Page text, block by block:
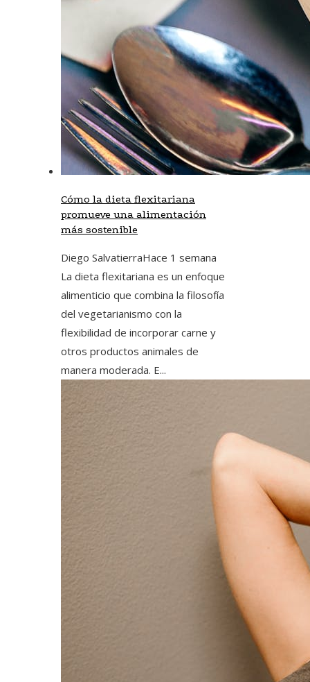
Cómo la dieta flexitariana
promueve una alimentación
más sostenible
Diego SalvatierraHace 1 semana
La dieta flexitariana es un enfoque
alimenticio que combina la filosofía
del vegetarianismo con la
flexibilidad de incorporar carne y
otros productos animales de
manera moderada. E...